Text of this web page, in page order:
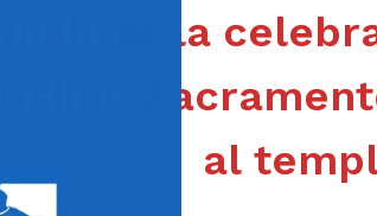
finalizar la
al